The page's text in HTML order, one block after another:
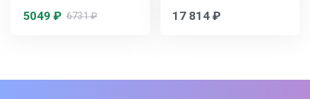
5049 ₽ 6731 ₽ 17 814 ₽